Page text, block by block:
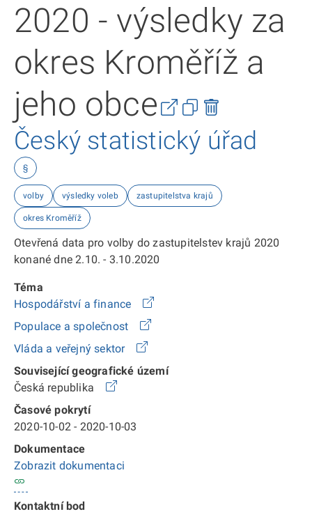
2020 - výsledky za
okres Kroměříž a
jeho obce
Český statistický úřad
§
volby výsledky voleb zastupitelstva krajů
okres Kroměříž
Otevřená data pro volby do zastupitelstev krajů 2020
konané dne 2.10. - 3.10.2020
Téma
Hospodářství a finance
Populace a společnost
Vláda a veřejný sektor
Související geografické území
Česká republika
Časové pokrytí
2020-10-02 - 2020-10-03
Dokumentace
Zobrazit dokumentaci
Kontaktní bod